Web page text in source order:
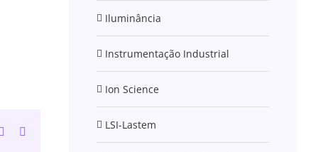
Tumblr
Iluminância
Instrumentação Industrial
Ion Science
LSI-Lastem